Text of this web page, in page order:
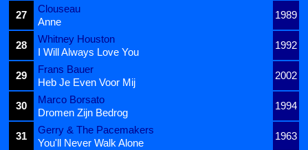
27
Clouseau
1989
Anne
28
Whitney Houston
1992
I Will Always Love You
29
Frans Bauer
2002
Heb Je Even Voor Mij
30
Marco Borsato
1994
Dromen Zijn Bedrog
31
Gerry & The Pacemakers
1963
You'll Never Walk Alone